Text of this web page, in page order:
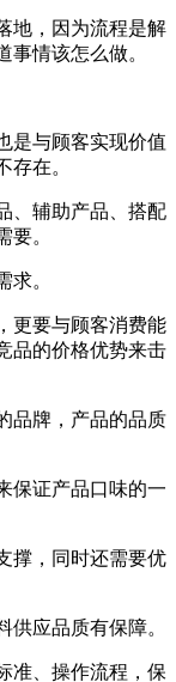
地，因为流程是解
情该怎么做。
是与顾客实现价值
存在。
、辅助产品、搭配
要。
求。
更要与顾客消费能
品的价格优势来击
品牌，产品的品质
保证产品口味的一
撑，同时还需要优
应品质有保障。
准、操作流程，保